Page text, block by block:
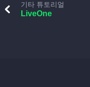
기타 튜토리얼
LiveOne